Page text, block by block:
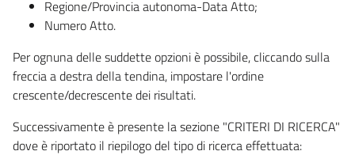
Regione/Provincia autonoma-Data Atto;
Numero Atto.
Per ognuna delle suddette opzioni è possibile, cliccando sulla
freccia a destra della tendina, impostare l'ordine
crescente/decrescente dei risultati.
Successivamente è presente la sezione "CRITERI DI RICERCA"
dove è riportato il riepilogo del tipo di ricerca effettuata: